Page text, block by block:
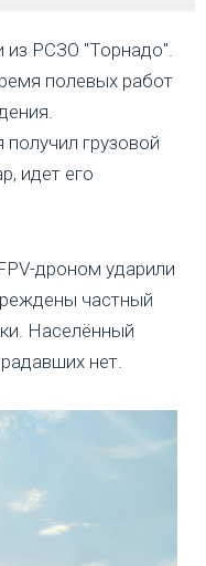
из РСЗО "Торнадо".
полевых работ
грузовой
идет его
дроном ударили
частный
Населённый
нет.